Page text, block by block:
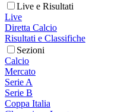
Live e Risultati
Live
Diretta Calcio
Risultati e Classifiche
Sezioni
Calcio
Mercato
Serie A
Serie B
Coppa Italia